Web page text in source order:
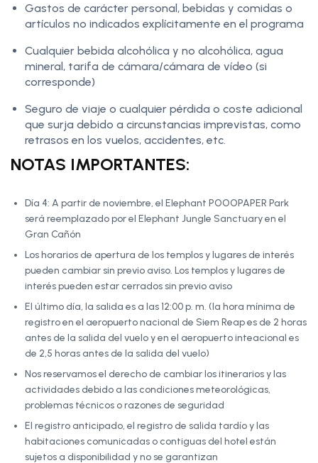
Gastos de carácter personal, bebidas y comidas o
artículos no indicados explícitamente en el programa
Cualquier bebida alcohólica y no alcohólica, agua
mineral, tarifa de cámara/cámara de vídeo (si
corresponde)
Seguro de viaje o cualquier pérdida o coste adicional
que surja debido a circunstancias imprevistas, como
retrasos en los vuelos, accidentes, etc.
NOTAS IMPORTANTES:
Día 4: A partir de noviembre, el Elephant POOOPAPER Park
será reemplazado por el Elephant Jungle Sanctuary en el
Gran Cañón
Los horarios de apertura de los templos y lugares de interés
pueden cambiar sin previo aviso. Los templos y lugares de
interés pueden estar cerrados sin previo aviso
El último día, la salida es a las 12:00 p. m. (la hora mínima de
registro en el aeropuerto nacional de Siem Reap es de 2 horas
antes de la salida del vuelo y en el aeropuerto inteacional es
de 2,5 horas antes de la salida del vuelo)
Nos reservamos el derecho de cambiar los itinerarios y las
actividades debido a las condiciones meteorológicas,
problemas técnicos o razones de seguridad
El registro anticipado, el registro de salida tardío y las
habitaciones comunicadas o contiguas del hotel están
sujetos a disponibilidad y no se garantizan